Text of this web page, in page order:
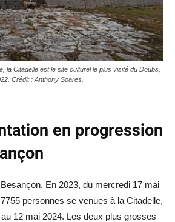
la Citadelle est le site culturel le plus visité du Doubs,
Crédit : Anthony Soares.
en progression
En 2023, du mercredi 17 mai
personnes se venues à la Citadelle,
12 mai 2024. Les deux plus grosses